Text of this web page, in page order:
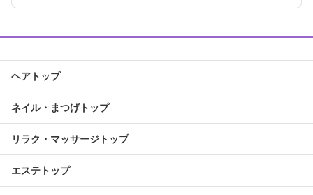
ヘアトップ
ネイル・まつげトップ
リラク・マッサージトップ
エステトップ